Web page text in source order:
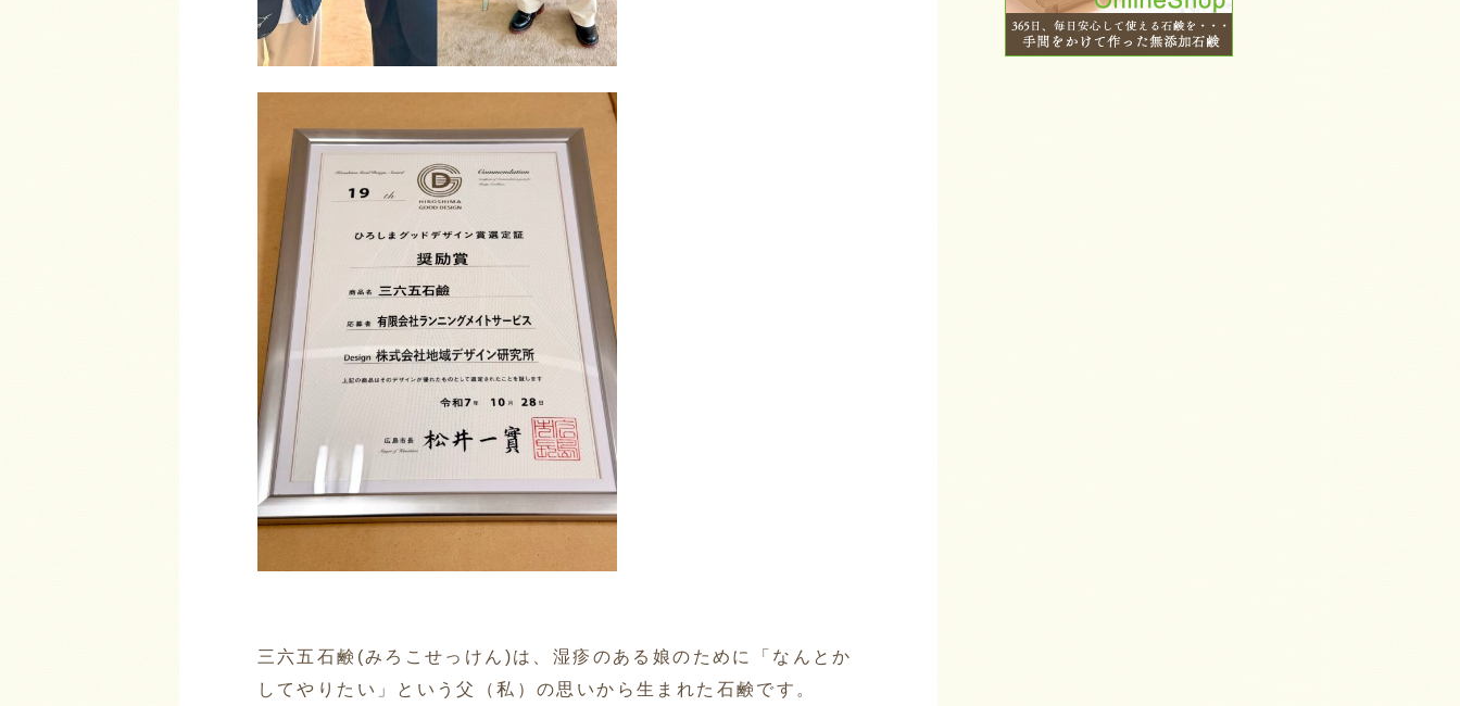
三六五石鹸(みろこせっけん)は、湿疹のある娘のために「なんとか
してやりたい」という父（私）の思いから生まれた石鹸です。